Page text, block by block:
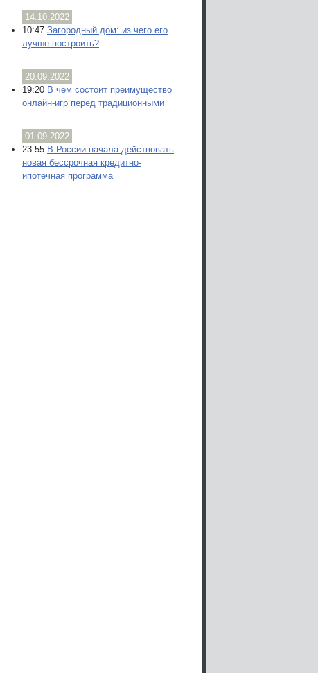
14.10.2022
10:47 Загородный дом: из чего его
лучше построить?
20.09.2022
19:20 В чём состоит преимущество
онлайн-игр перед традиционными
01.09.2022
23:55 В России начала действовать
новая бессрочная кредитно-
ипотечная программа